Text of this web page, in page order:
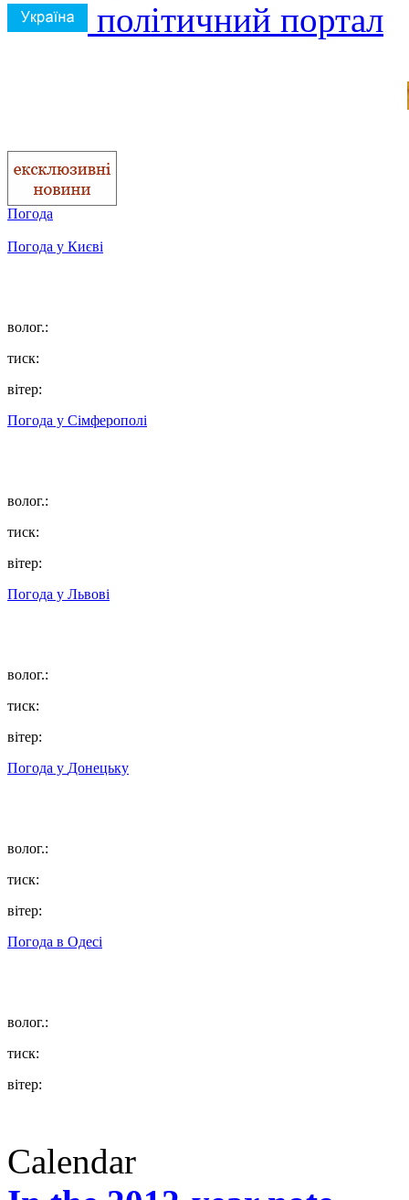
Погода
Погода у Києві
волог.:
тиск:
вітер:
Погода у Сімферополі
волог.:
тиск:
вітер:
Погода у Львові
волог.:
тиск:
вітер:
Погода у Донецьку
волог.:
тиск:
вітер:
Погода в Одесі
волог.:
тиск:
вітер:
Calendar